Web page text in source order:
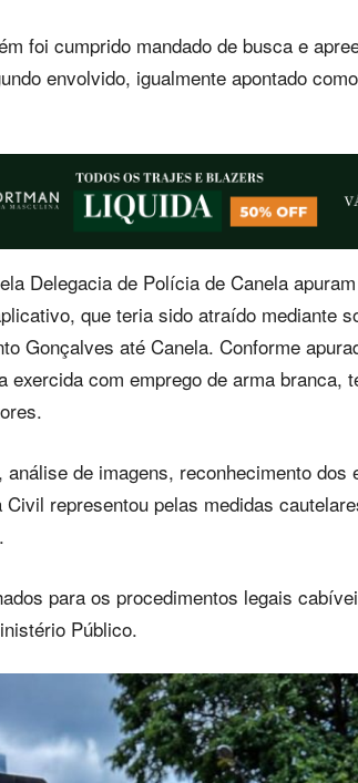
foi cumprido mandado de busca e
envolvido, igualmente apontado
Delegacia de Polícia de Canela
que teria sido atraído mediante
Gonçalves até Canela. Conforme
exercida com emprego de arma branca,
de imagens, reconhecimento dos
representou pelas medidas
para os procedimentos legais
Público.